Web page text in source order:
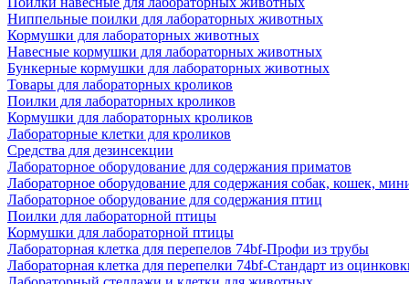
Ниппельные поилки для лабораторных животных
Кормушки для лабораторных животных
Навесные кормушки для лабораторных животных
Бункерные кормушки для лабораторных животных
Товары для лабораторных кроликов
Поилки для лабораторных кроликов
Кормушки для лабораторных кроликов
Лабораторные клетки для кроликов
Средства для дезинсекции
Лабораторное оборудование для содержания приматов
Лабораторное оборудование для содержания собак, кошек,
Лабораторное оборудование для содержания птиц
Поилки для лабораторной птицы
Кормушки для лабораторной птицы
Лабораторная клетка для перепелов 74bf-Профи из трубы
Лабораторная клетка для перепелки 74bf-Стандарт из